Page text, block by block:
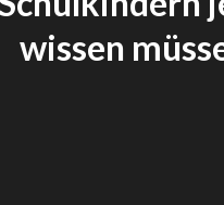
wissen